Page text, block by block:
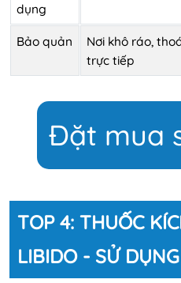
dụng
Bảo quản
Nơi khô ráo,
trực tiếp
Đặt mua
TOP 4: THUỐC
LIBIDO - SỬ